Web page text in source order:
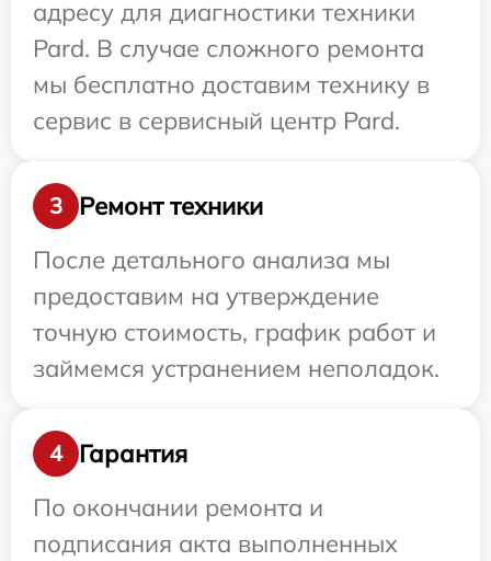
адресу для диагностики техники
Pard. В случае сложного ремонта
мы бесплатно доставим технику в
сервис в сервисный центр Pard.
3
Ремонт техники
После детального анализа мы
предоставим на утверждение
точную стоимость, график работ и
займемся устранением неполадок.
4
Гарантия
По окончании ремонта и
подписания акта выполненных